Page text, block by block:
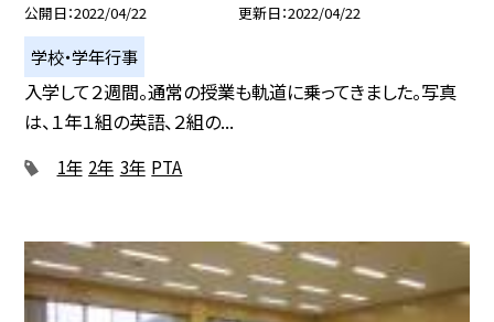
公開日 2022/04/22 更新日 2022/04/22
学校・学年行事
入学して２週間。通常の授業も軌道に乗ってきました。写真
は、１年１組の英語、２組の...
1年 2年 3年 PTA